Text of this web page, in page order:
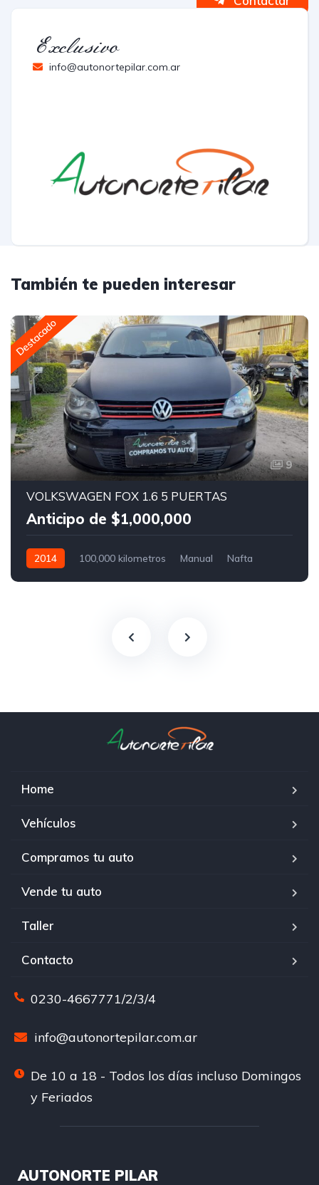
Exclusivo
info@autonortepilar.com.ar
También te pueden interesar
Destacado
9
VOLKSWAGEN FOX 1.6 5 PUERTAS
Anticipo de $1,000,000
2014 100,000 kilometros Manual Nafta
Home
Vehículos
Compramos tu auto
Vende tu auto
Taller
Contacto
0230-4667771/2/3/4
info@autonortepilar.com.ar
De 10 a 18 - Todos los días incluso Domingos
y Feriados
AUTONORTE PILAR